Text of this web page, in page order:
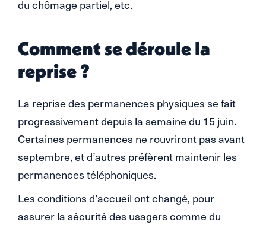
du chômage partiel, etc.
Comment se déroule la
reprise ?
La reprise des permanences physiques se fait
progressivement depuis la semaine du 15 juin.
Certaines permanences ne rouvriront pas avant
septembre, et d’autres préfèrent maintenir les
permanences téléphoniques.
Les conditions d’accueil ont changé, pour
assurer la sécurité des usagers comme du